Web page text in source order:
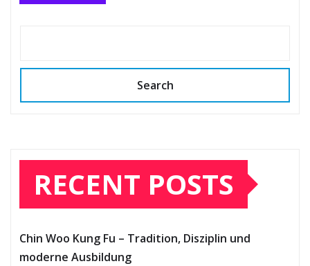
Search
RECENT POSTS
Chin Woo Kung Fu – Tradition, Disziplin und
moderne Ausbildung